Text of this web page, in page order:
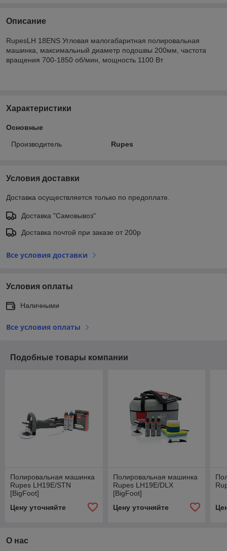
Описание
RupesLH 18ENS Угловая малогабаритная полировальная
машинка, максимальный диаметр подошвы 200мм, частота
вращения 700-1850 об/мин, мощность 1100 Вт
Характеристики
Основные
Производитель Rupes
Условия доставки
Доставка осуществляется только по предоплате.
Доставка "Самовывоз"
Доставка почтой при заказе от 200р
Все условия доставки
Условия оплаты
Наличными
Все условия оплаты
Подобные товары компании
Полировальная машинка
Rupes LH19E/STN
[BigFoot]
Цену уточняйте
Полировальная машинка
Rupes LH19E/DLX
[BigFoot]
Цену уточняйте
О нас